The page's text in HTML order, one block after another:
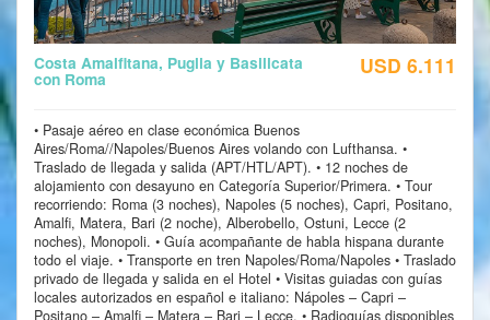
Costa Amalfitana, Puglia y Basilicata
con Roma USD 6.111
• Pasaje aéreo en clase económica Buenos
Aires/Roma//Napoles/Buenos Aires volando con Lufthansa. •
Traslado de llegada y salida (APT/HTL/APT). • 12 noches de
alojamiento con desayuno en Categoría Superior/Primera. • Tour
recorriendo: Roma (3 noches), Napoles (5 noches), Capri, Positano,
Amalfi, Matera, Bari (2 noche), Alberobello, Ostuni, Lecce (2
noches), Monopoli. • Guía acompañante de habla hispana durante
todo el viaje. • Transporte en tren Napoles/Roma/Napoles • Traslado
privado de llegada y salida en el Hotel • Visitas guiadas con guías
locales autorizados en español e italiano: Nápoles – Capri –
Positano – Amalfi – Matera – Bari – Lecce. • Radioguías disponibles